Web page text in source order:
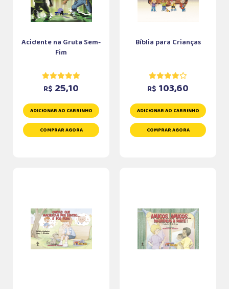
Acidente na Gruta Sem-
Fim
R$ 25,10
ADICIONAR AO CARRINHO
COMPRAR AGORA
Bíblia para Crianças
R$ 103,60
ADICIONAR AO CARRINHO
COMPRAR AGORA